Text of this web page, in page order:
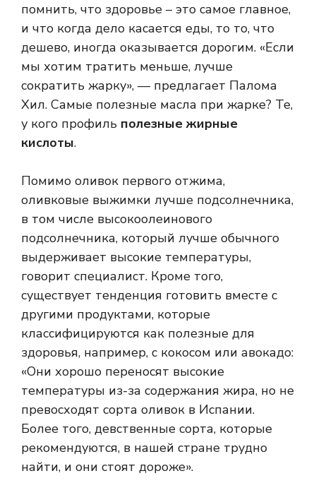
помнить, что здоровье – это самое главное,
и что когда дело касается еды, то то, что
дешево, иногда оказывается дорогим. «Если
мы хотим тратить меньше, лучше
сократить жарку», — предлагает Палома
Хил. Самые полезные масла при жарке? Те,
у кого профиль полезные жирные
кислоты.
Помимо оливок первого отжима,
оливковые выжимки лучше подсолнечника,
в том числе высокоолеинового
подсолнечника, который лучше обычного
выдерживает высокие температуры,
говорит специалист. Кроме того,
существует тенденция готовить вместе с
другими продуктами, которые
классифицируются как полезные для
здоровья, например, с кокосом или авокадо:
«Они хорошо переносят высокие
температуры из-за содержания жира, но не
превосходят сорта оливок в Испании.
Более того, девственные сорта, которые
рекомендуются, в нашей стране трудно
найти, и они стоят дороже».